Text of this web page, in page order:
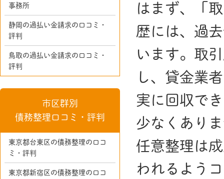
はまず、「
歴には、過
います。取
し、貸金業
実に回収で
少なくあり
任意整理は
われるよう
事務所
静岡の過払い金請求の口コミ・
評判
鳥取の過払い金請求の口コミ・
評判
市区群別
債務整理口コミ・評判
東京都台東区の債務整理の口コ
ミ・評判
東京都新宿区の債務整理の口コ